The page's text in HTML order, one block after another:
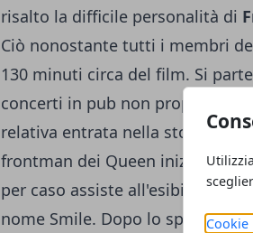
Cookie
risalto la difficile personalità di
Ciò nonostante tutti i membri
130 minuti circa del film. Si
concerti in pub non proprio
relativa entrata nella storia del
frontman dei Queen
per caso assiste all'esibizione in
nome Smile. Dopo lo